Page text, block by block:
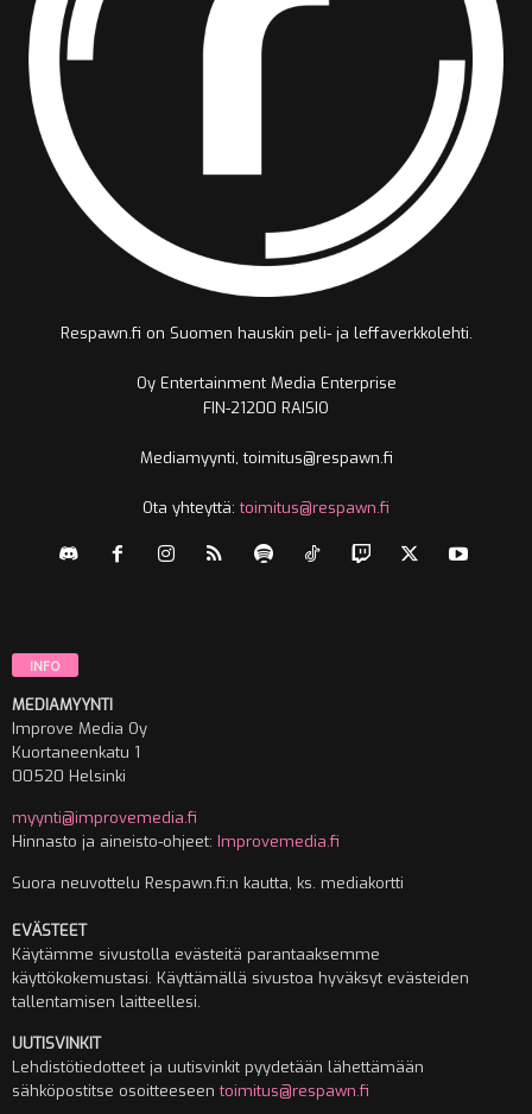
Respawn.fi on Suomen hauskin peli- ja leffaverkkolehti.
Oy Entertainment Media Enterprise
FIN-21200 RAISIO
Mediamyynti, toimitus@respawn.fi
Ota yhteyttä:toimitus@respawn.fi
INFO
MEDIAMYYNTI
Improve Media Oy
Kuortaneenkatu 1
00520 Helsinki
myynti@improvemedia.fi
Hinnasto ja aineisto-ohjeet: Improvemedia.fi
Suora neuvottelu Respawn.fi:n kautta, ks. mediakortti
EVÄSTEET
Käytämme sivustolla evästeitä parantaaksemme
käyttökokemustasi. Käyttämällä sivustoa hyväksyt evästeiden
tallentamisen laitteellesi.
UUTISVINKIT
Lehdistötiedotteet ja uutisvinkit pyydetään lähettämään
sähköpostitse osoitteeseentoimitus@respawn.fi